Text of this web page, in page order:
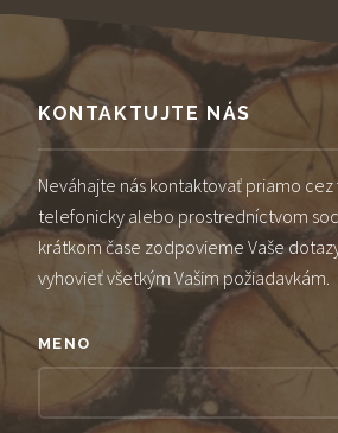
KONTAKTUJTE NÁS
Neváhajte nás kontaktovať priamo
telefonicky alebo prostredníctvom
krátkom čase zodpovieme Vaše
vyhovieť všetkým Vašim požiadavkám.
MENO